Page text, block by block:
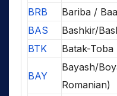
BRB
Bariba /
BAS
Bashkir/
BTK
Batak-Toba
BAY
Bayash/
Romanian)